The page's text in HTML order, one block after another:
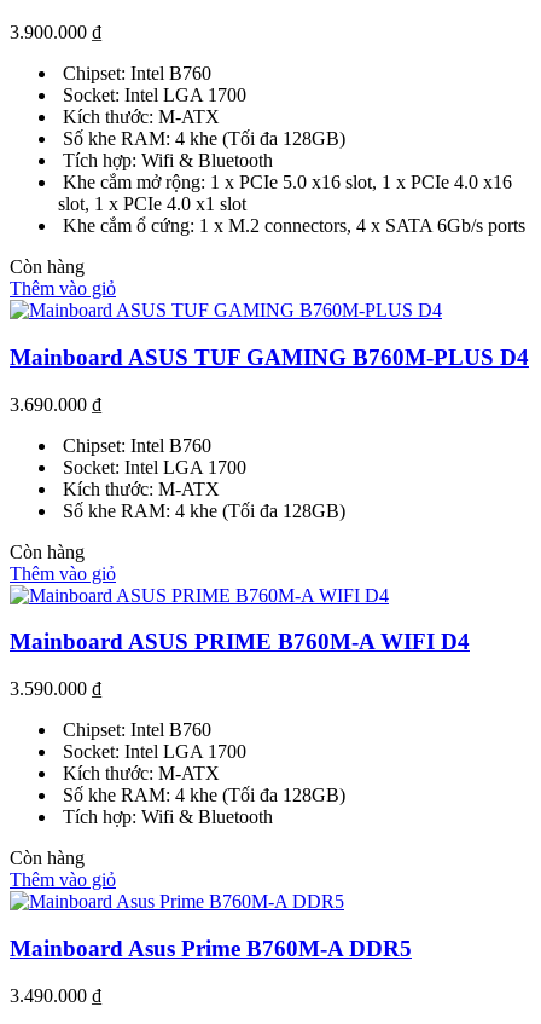
3.900.000 ₫
Chipset: Intel B760
Socket: Intel LGA 1700
Kích thước: M-ATX
Số khe RAM: 4 khe (Tối đa 128GB)
Tích hợp: Wifi & Bluetooth
Khe cắm mở rộng: 1 x PCIe 5.0 x16 slot, 1 x PCIe 4.0 x16
slot, 1 x PCIe 4.0 x1 slot
Khe cắm ổ cứng: 1 x M.2 connectors, 4 x SATA 6Gb/s ports
Còn hàng
Thêm vào giỏ
Mainboard ASUS TUF GAMING B760M-PLUS D4
3.690.000 ₫
Chipset: Intel B760
Socket: Intel LGA 1700
Kích thước: M-ATX
Số khe RAM: 4 khe (Tối đa 128GB)
Còn hàng
Thêm vào giỏ
Mainboard ASUS PRIME B760M-A WIFI D4
3.590.000 ₫
Chipset: Intel B760
Socket: Intel LGA 1700
Kích thước: M-ATX
Số khe RAM: 4 khe (Tối đa 128GB)
Tích hợp: Wifi & Bluetooth
Còn hàng
Thêm vào giỏ
Mainboard Asus Prime B760M-A DDR5
3.490.000 ₫